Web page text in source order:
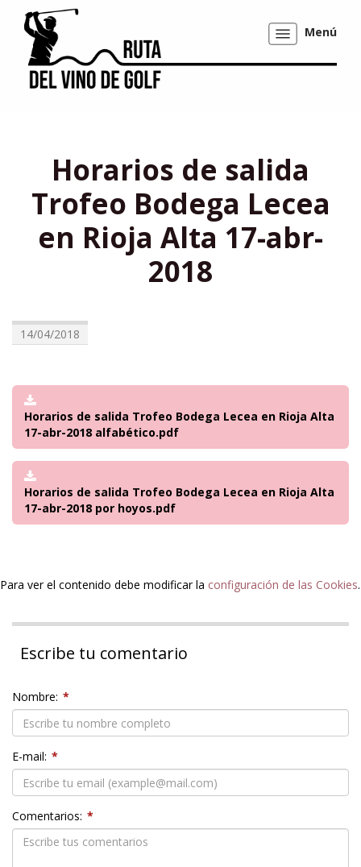
Mostrar/ocultar
navegación
Menú
Horarios de salida
Trofeo Bodega Lecea
en Rioja Alta 17-abr-
2018
14/04/2018
Horarios de salida Trofeo Bodega Lecea en Rioja Alta
17-abr-2018 alfabético.pdf
Horarios de salida Trofeo Bodega Lecea en Rioja Alta
17-abr-2018 por hoyos.pdf
Para ver el contenido debe modificar la configuración de las Cookies.
Escribe tu comentario
Nombre: *
E-mail: *
Comentarios: *